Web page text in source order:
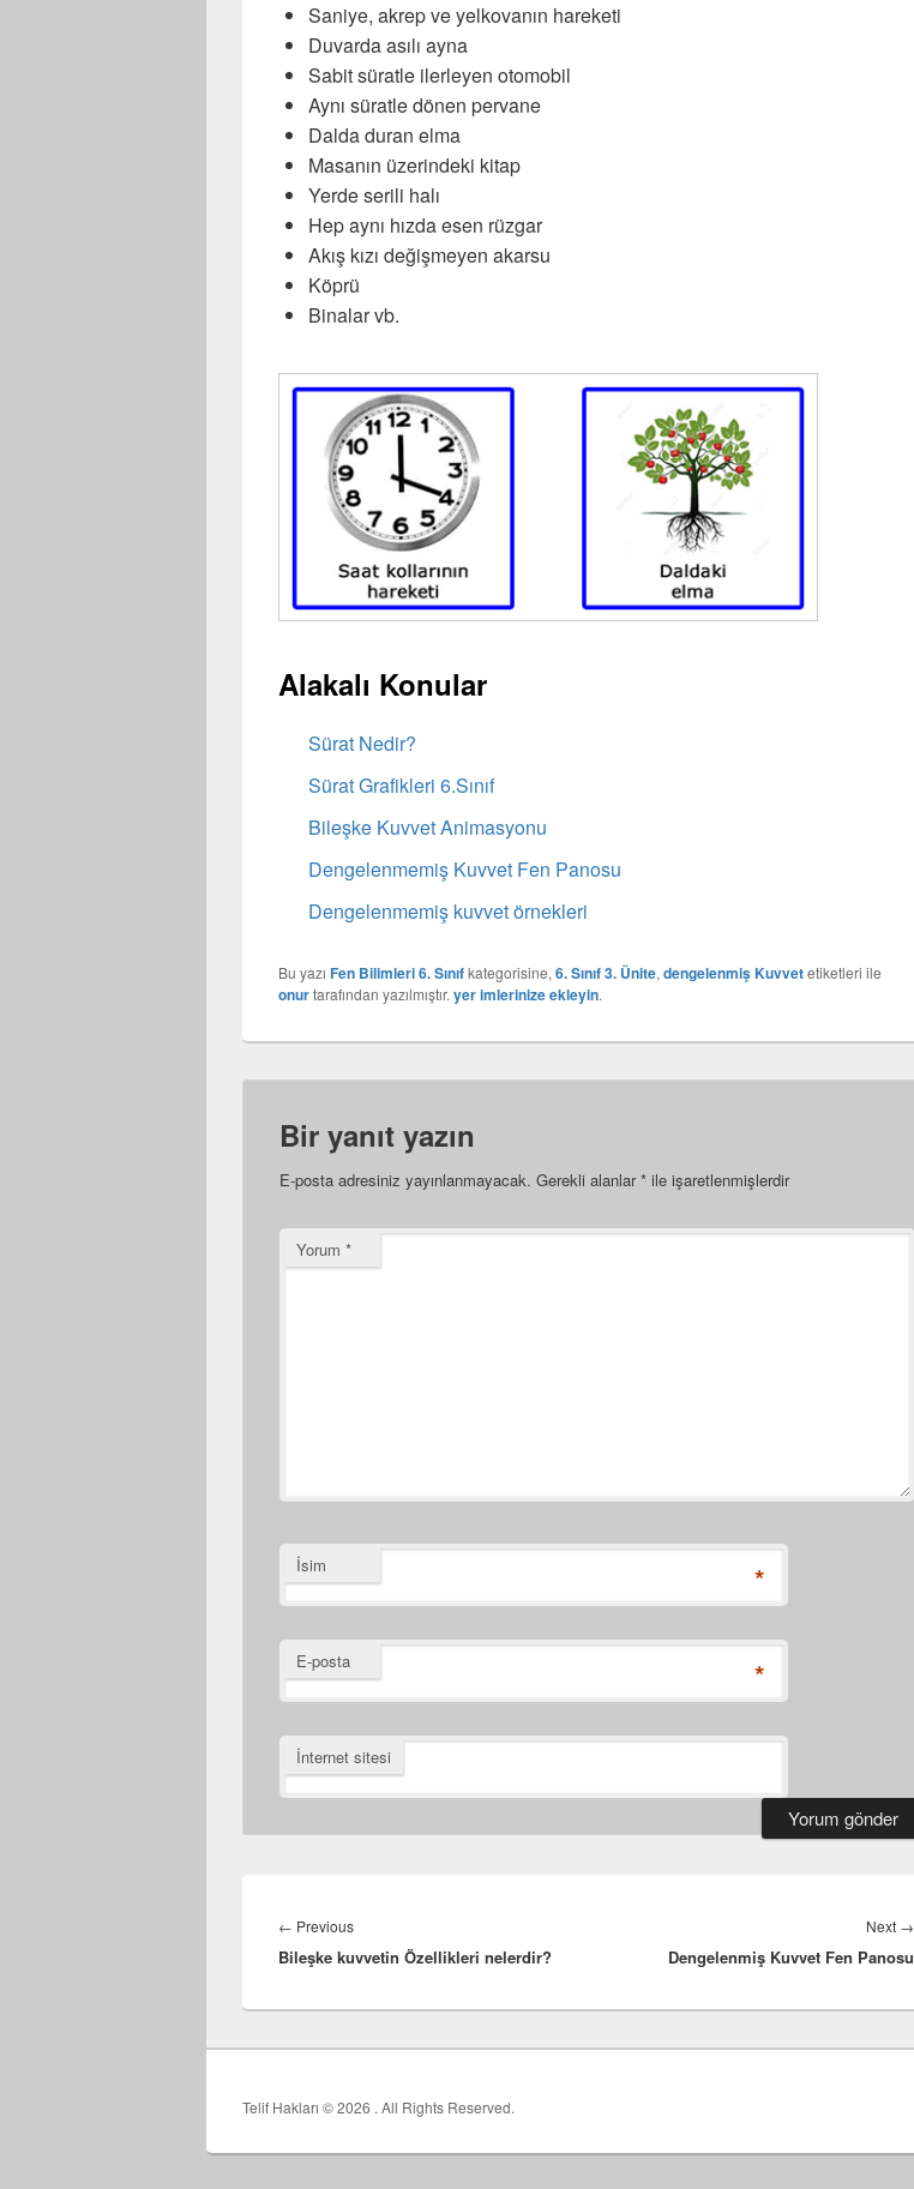
Saniye, akrep ve yelkovanın hareketi
Duvarda asılı ayna
Sabit süratle ilerleyen otomobil
Aynı süratle dönen pervane
Dalda duran elma
Masanın üzerindeki kitap
Yerde serili halı
Hep aynı hızda esen rüzgar
Akış kızı değişmeyen akarsu
Köprü
Binalar vb.
Alakalı Konular
Sürat Nedir?
Sürat Grafikleri 6.Sınıf
Bileşke Kuvvet Animasyonu
Dengelenmemiş Kuvvet Fen Panosu
Dengelenmemiş kuvvet örnekleri
Bu yazı Fen Bilimleri 6. Sınıfkategorisine, 6. Sınıf 3. Ünite, dengelenmiş Kuvvetetiketleri ile
onurtarafından yazılmıştır. yer imlerinize ekleyin.
Bir yanıt yazın
E-posta adresiniz yayınlanmayacak. Gerekli alanlar* ile işaretlenmişlerdir
Yorum *
İsim *
E-posta *
İnternet sitesi
gezinmesi
← PreviousPrevious
post:
Bileşke kuvvetin Özellikleri nelerdir?
Next →
Dengelenmiş Kuvvet Fen Panosu
Telif Hakları © 2026 . All Rights Reserved.